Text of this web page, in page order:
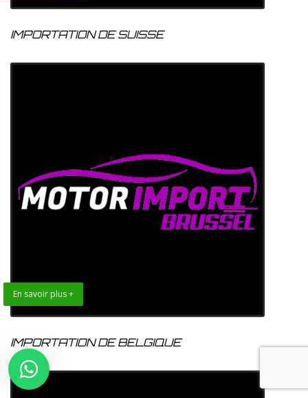
IMPORTATION DE SUISSE
En savoir plus +
IMPORTATION DE BELGIQUE